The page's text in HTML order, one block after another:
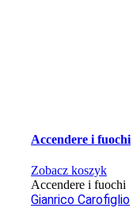
Accendere i fuochi
Zobacz koszyk
Accendere i fuochi
Gianrico Carofiglio